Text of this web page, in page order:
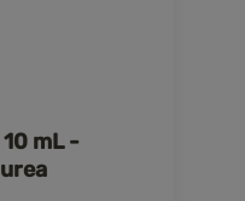
mL -